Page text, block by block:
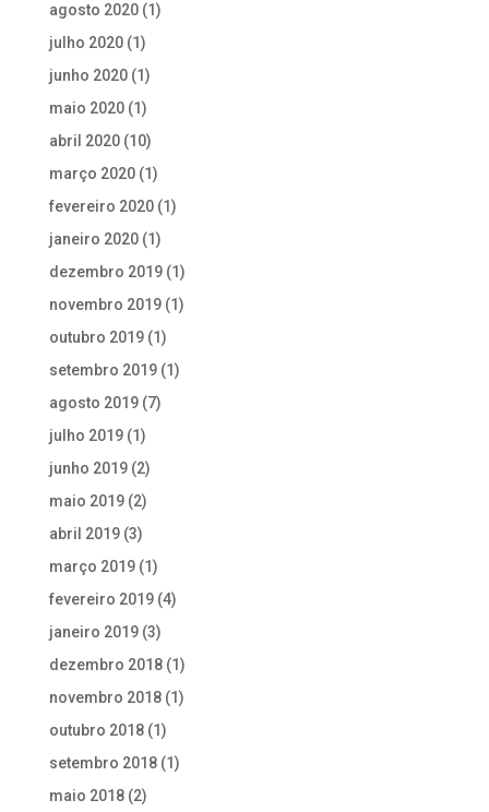
agosto 2020(1)
julho 2020(1)
junho 2020(1)
maio 2020(1)
abril 2020(10)
março 2020(1)
fevereiro 2020(1)
janeiro 2020(1)
dezembro 2019(1)
novembro 2019(1)
outubro 2019(1)
setembro 2019(1)
agosto 2019(7)
julho 2019(1)
junho 2019(2)
maio 2019(2)
abril 2019(3)
março 2019(1)
fevereiro 2019(4)
janeiro 2019(3)
dezembro 2018(1)
novembro 2018(1)
outubro 2018(1)
setembro 2018(1)
maio 2018(2)